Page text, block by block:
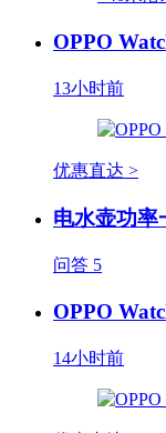
OPPO
13小时前
优惠直达 >
电水壶功率
问答 5
OPPO
14小时前